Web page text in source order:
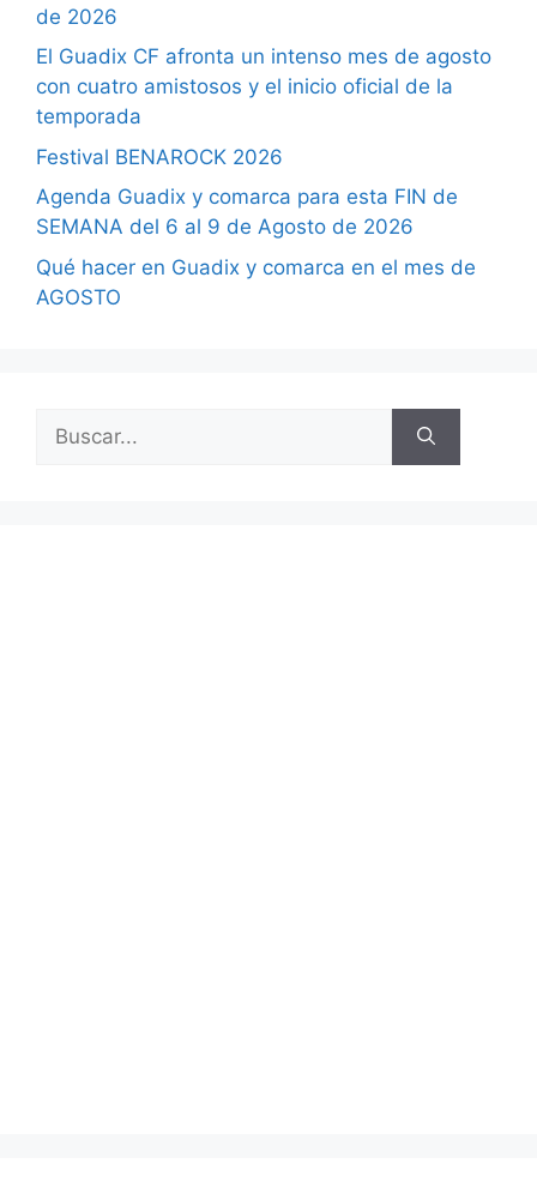
de 2026
El Guadix CF afronta un intenso mes de agosto
con cuatro amistosos y el inicio oficial de la
temporada
Festival BENAROCK 2026
Agenda Guadix y comarca para esta FIN de
SEMANA del 6 al 9 de Agosto de 2026
Qué hacer en Guadix y comarca en el mes de
AGOSTO